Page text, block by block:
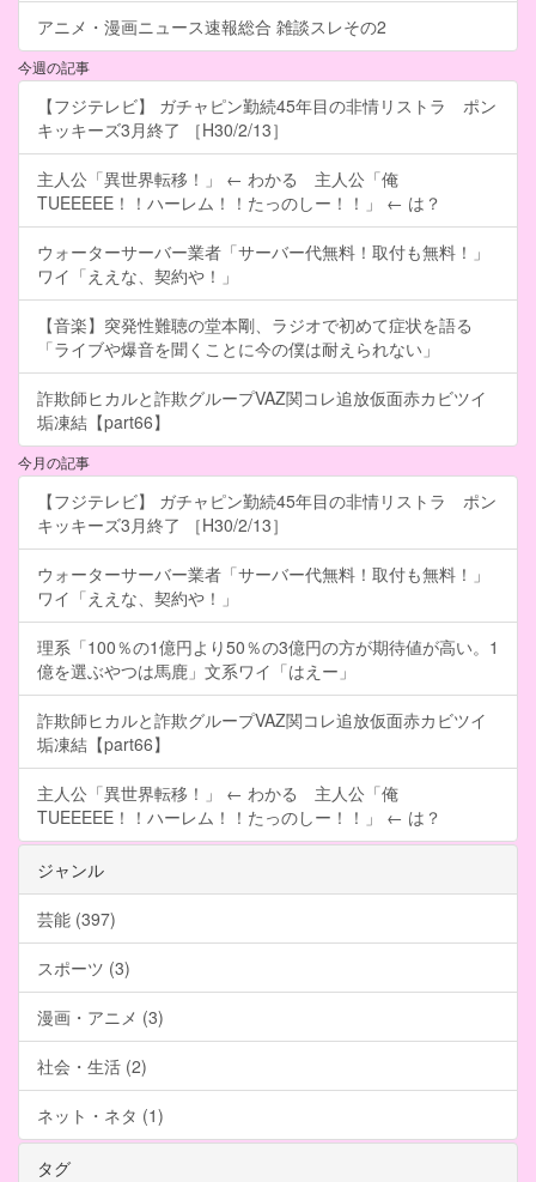
アニメ・漫画ニュース速報総合 雑談スレその2
今週の記事
【フジテレビ】 ガチャピン勤続45年目の非情リストラ ポン
キッキーズ3月終了 ［H30/2/13］
主人公「異世界転移！」 ← わかる 主人公「俺
TUEEEEE！！ハーレム！！たっのしー！！」 ← は？
ウォーターサーバー業者「サーバー代無料！取付も無料！」
ワイ「ええな、契約や！」
【音楽】突発性難聴の堂本剛、ラジオで初めて症状を語る
「ライブや爆音を聞くことに今の僕は耐えられない」
詐欺師ヒカルと詐欺グループVAZ関コレ追放仮面赤カビツイ
垢凍結【part66】
今月の記事
【フジテレビ】 ガチャピン勤続45年目の非情リストラ ポン
キッキーズ3月終了 ［H30/2/13］
ウォーターサーバー業者「サーバー代無料！取付も無料！」
ワイ「ええな、契約や！」
理系「100％の1億円より50％の3億円の方が期待値が高い。1
億を選ぶやつは馬鹿」文系ワイ「はえー」
詐欺師ヒカルと詐欺グループVAZ関コレ追放仮面赤カビツイ
垢凍結【part66】
主人公「異世界転移！」 ← わかる 主人公「俺
TUEEEEE！！ハーレム！！たっのしー！！」 ← は？
ジャンル
芸能 (397)
スポーツ (3)
漫画・アニメ (3)
社会・生活 (2)
ネット・ネタ (1)
タグ